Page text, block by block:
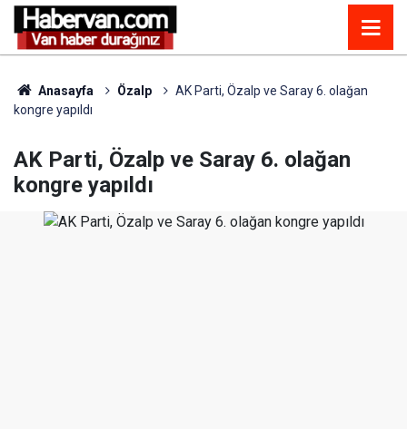
Anasayfa Özalp
AK Parti, Özalp ve Saray 6. olağan
kongre yapıldı
AK Parti, Özalp ve Saray 6. olağan
kongre yapıldı